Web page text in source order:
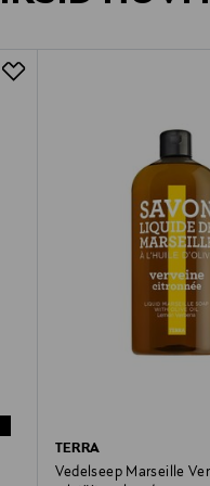
TERRA
Vedelseep Marseille